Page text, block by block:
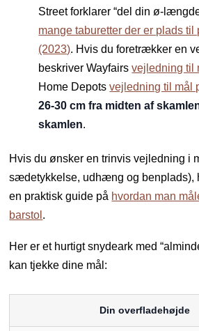
Street forklarer “del din ø-
mange taburetter der er plads til
(2023). Hvis du foretrækker en
beskriver Wayfairsvejledning til
Home Depotsvejledning til mål
26-30 cm fra midten af
skamlen.
Hvis du ønsker en trinvis vejledning i
sædetykkelse, udhæng og benplads),
en praktisk guide på hvordan man
barstol .
Her er et hurtigt snydeark med
kan tjekke dine mål:
Din overfladehøjde